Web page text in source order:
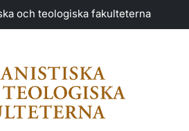
och teologiska fakulteterna